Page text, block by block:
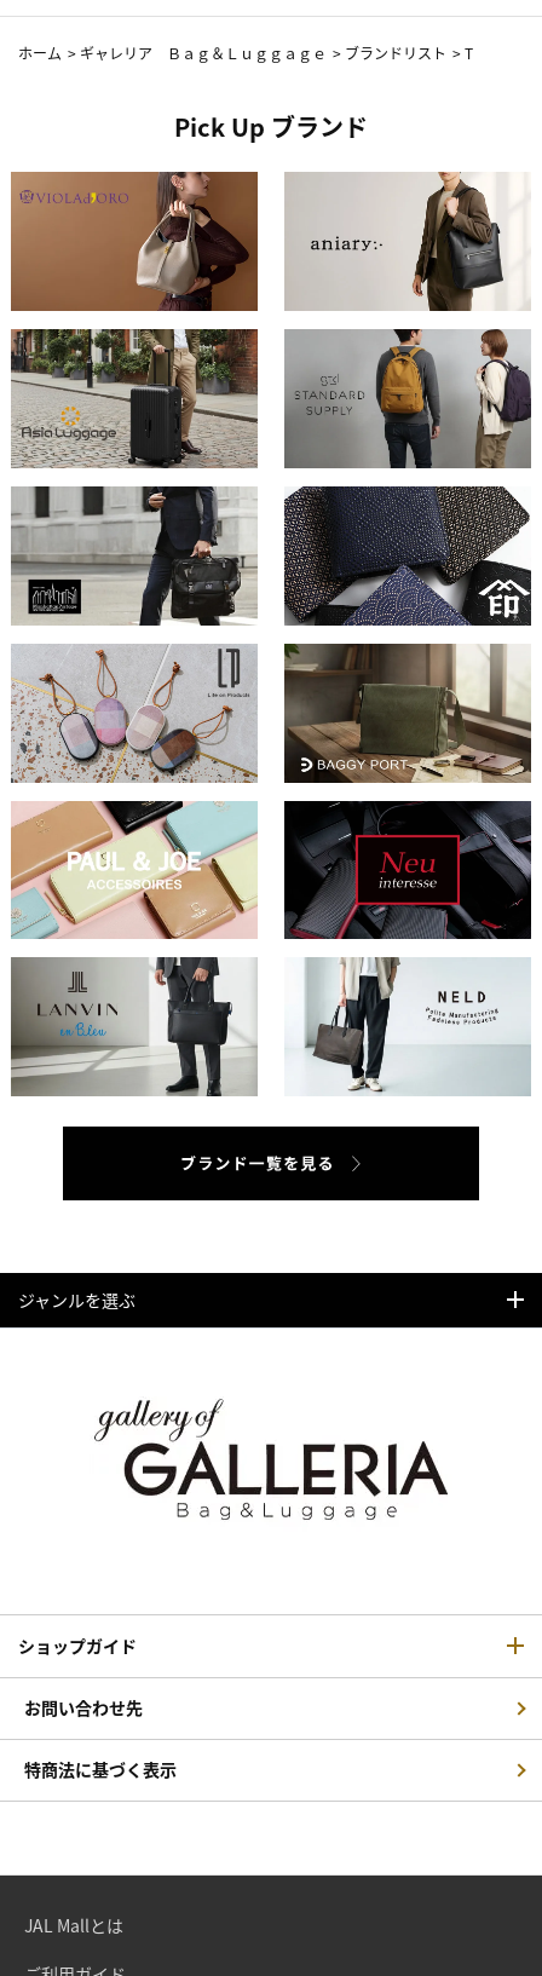
ホーム > ギャレリア Ｂａｇ＆Ｌｕｇｇａｇｅ > ブランドリスト >T
Pick Up ブランド
ジャンルを選ぶ
ショップガイド
お問い合わせ先
特商法に基づく表示
JAL Mallとは